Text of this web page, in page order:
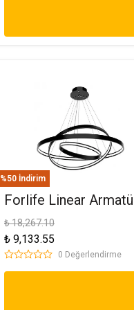
%50 İndirim
Forlife Linear
30-50-70Cm Yuvarlak
Satürn 45W 4000K Ilık
Beyaz FL-99080
₺ 18,267.10
₺ 9,133.55
0 Değerlendirme